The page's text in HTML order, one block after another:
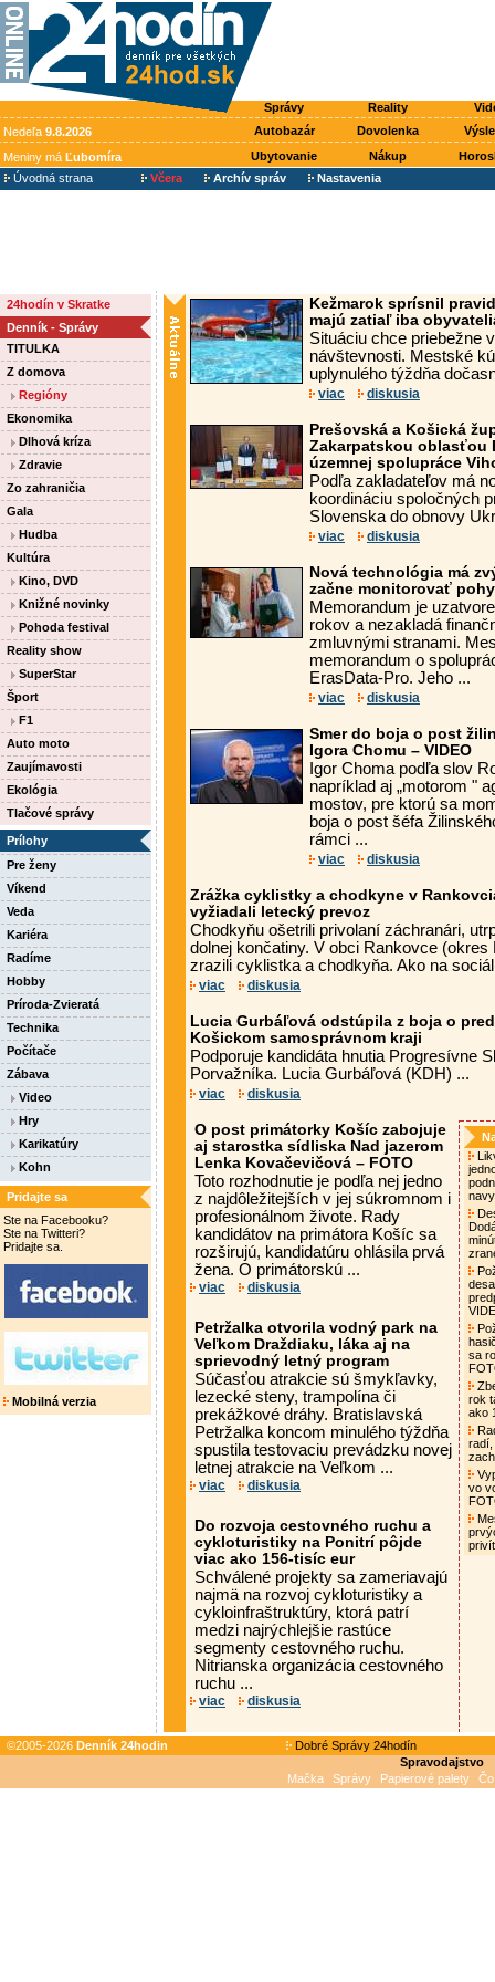
Správy Reality
Nedeľa 9.8.2026 Autobazár Dovolenka
Meniny má Ľubomíra Ubytovanie Nákup
Úvodná strana
Včera Archív správ Nastavenia
24hodín v Skratke
Denník - Správy
TITULKA
Z domova
Regióny
Ekonomika
Dlhová kríza
Zdravie
Zo zahraničia
Gala
Hudba
Kultúra
Kino, DVD
Knižné novinky
Pohoda festival
Reality show
SuperStar
Šport
F1
Auto moto
Zaujímavosti
Ekológia
Tlačové správy
Prílohy
Pre ženy
Víkend
Veda
Kariéra
Radíme
Hobby
Príroda-Zvieratá
Technika
Počítače
Zábava
Video
Hry
Karikatúry
Kohn
Pridajte sa
Ste na Facebooku?
Ste na Twitteri?
Pridajte sa.
Mobilná verzia
Kežmarok sprísnil
majú zatiaľ iba
Situáciu chce priebežne
návštevnosti. Mestské
uplynulého týždňa
viac diskusia
Prešovská a Košická
Zakarpatskou oblasťou
územnej spolupráce
Podľa zakladateľov má
koordináciu spoločných
Slovenska do obnovy
viac diskusia
Nová technológia má
začne monitorovať
Memorandum je
rokov a nezakladá
zmluvnými stranami.
memorandum o
ErasData-Pro. Jeho ...
viac diskusia
Smer do boja o post
Igora Chomu – VIDEO
Igor Choma podľa slov
napríklad aj „motorom "
mostov, pre ktorú sa
boja o post šéfa
rámci ...
viac diskusia
Zrážka cyklistky a chodkyne v
vyžiadali letecký prevoz
Chodkyňu ošetrili privolaní záchranári,
dolnej končatiny. V obci Rankovce
zrazili cyklistka a chodkyňa. Ako na
viac diskusia
Lucia Gurbáľová odstúpila z boja o
Košickom samosprávnom kraji
Podporuje kandidáta hnutia Progresívne
Porvažníka. Lucia Gurbáľová (KDH) ...
viac diskusia
O post primátorky Košíc zabojuje
aj starostka sídliska Nad jazerom
Lenka Kovačevičová – FOTO
Toto rozhodnutie je podľa nej jedno
z najdôležitejších v jej súkromnom i
profesionálnom živote. Rady
kandidátov na primátora Košíc sa
rozširujú, kandidatúru ohlásila prvá
žena. O primátorskú ...
viac diskusia
Petržalka otvorila vodný park na
Veľkom Draždiaku, láka aj na
sprievodný letný program
Súčasťou atrakcie sú šmykľavky,
lezecké steny, trampolína či
prekážkové dráhy. Bratislavská
Petržalka koncom minulého týždňa
spustila testovaciu prevádzku novej
letnej atrakcie na Veľkom ...
viac diskusia
Do rozvoja cestovného ruchu a
cykloturistiky na Ponitrí pôjde
viac ako 156-tisíc eur
Schválené projekty sa zameriavajú
najmä na rozvoj cykloturistiky a
cykloinfraštruktúry, ktorá patrí
medzi najrýchlejšie rastúce
segmenty cestovného ruchu.
Nitrianska organizácia cestovného
ruchu ...
viac diskusia
sa
rok
ako
radí,
vo
©2005-2026 Denník 24hodin
Dobré Správy 24hodín
Spravodajstvo
Mačka
Správy Papierové palety